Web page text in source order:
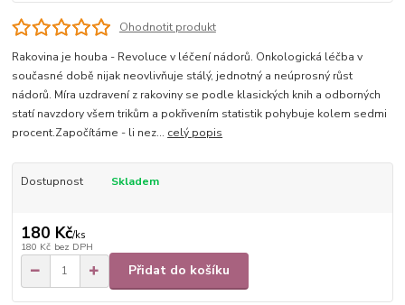
Ohodnotit produkt
Rakovina je houba - Revoluce v léčení nádorů. Onkologická léčba v
současné době nijak neovlivňuje stálý, jednotný a neúprosný růst
nádorů. Míra uzdravení z rakoviny se podle klasických knih a odborných
statí navzdory všem trikům a pokřivením statistik pohybuje kolem sedmi
procent.Započítáme - li nez... celý popis
Dostupnost Skladem
180 Kč/ks
180 Kč bez DPH
Přidat do košíku